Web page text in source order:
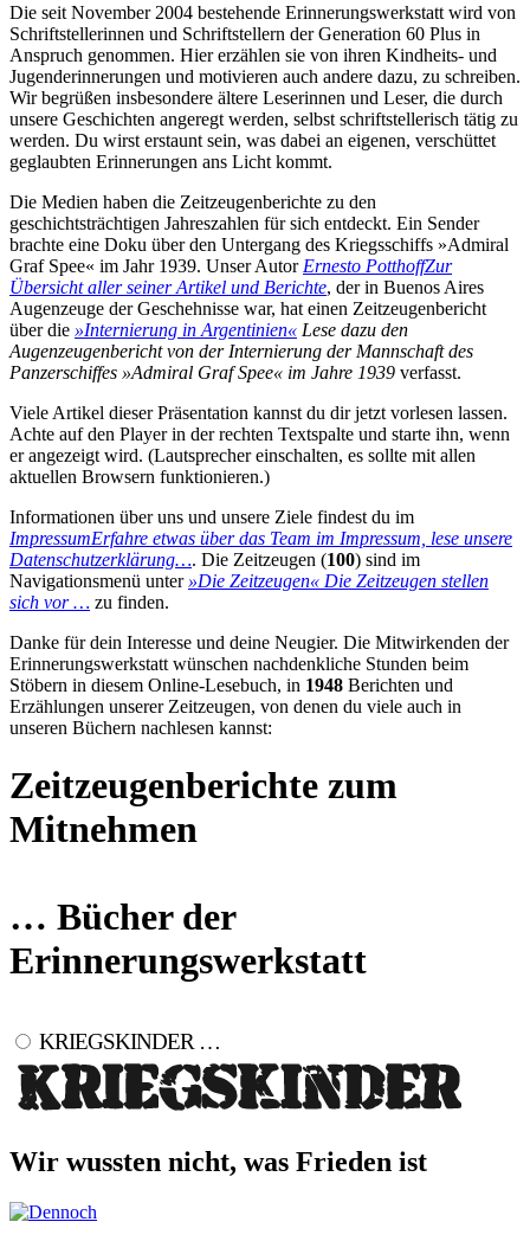
Die seit November 2004 bestehende Erinnerungswerkstatt wird von
Schriftstellerinnen und Schriftstellern der Generation 60 Plus in
Anspruch genommen. Hier erzählen sie von ihren Kindheits- und
Jugenderinnerungen und motivieren auch andere dazu, zu schreiben.
Wir begrüßen insbesondere ältere Leserinnen und Leser, die durch
unsere Geschichten angeregt werden, selbst schriftstellerisch tätig zu
werden. Du wirst erstaunt sein, was dabei an eigenen, verschüttet
geglaubten Erinnerungen ans Licht kommt.
Die Medien haben die Zeitzeugenberichte zu den
geschichtsträchtigen Jahreszahlen für sich entdeckt. Ein Sender
brachte eine Doku über den Untergang des Kriegsschiffs »Admiral
Graf Spee« im Jahr 1939. Unser Autor Ernesto PotthoffZur
Übersicht aller seiner Artikel und Berichte, der in Buenos Aires
Augenzeuge der Geschehnisse war, hat einen Zeitzeugenbericht
über die »Internierung in Argentinien« Lese dazu den
Augenzeugenbericht von der Internierung der Mannschaft des
Panzerschiffes »Admiral Graf Spee« im Jahre 1939 verfasst.
Viele Artikel dieser Präsentation kannst du dir jetzt vorlesen lassen.
Achte auf den Player in der rechten Textspalte und starte ihn, wenn
er angezeigt wird. (Lautsprecher einschalten, es sollte mit allen
aktuellen Browsern funktionieren.)
Informationen über uns und unsere Ziele findest du im
ImpressumErfahre etwas über das Team im Impressum, lese unsere
Datenschutzerklärung…. Die Zeitzeugen (100) sind im
Navigationsmenü unter »Die Zeitzeugen« Die Zeitzeugen stellen
sich vor … zu finden.
Danke für dein Interesse und deine Neugier. Die Mitwirkenden der
Erinnerungswerkstatt wünschen nachdenkliche Stunden beim
Stöbern in diesem Online-Lesebuch, in 1948 Berichten und
Erzählungen unserer Zeitzeugen, von denen du viele auch in
unseren Büchern nachlesen kannst:
Zeitzeugenberichte zum
Mitnehmen
… Bücher der
Erinnerungswerkstatt
KRIEGSKINDER …
Wir wussten nicht, was Frieden ist